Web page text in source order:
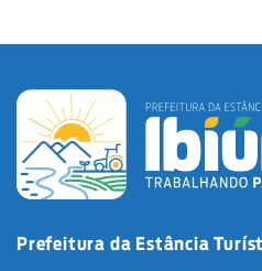
Prefeitura da Estância